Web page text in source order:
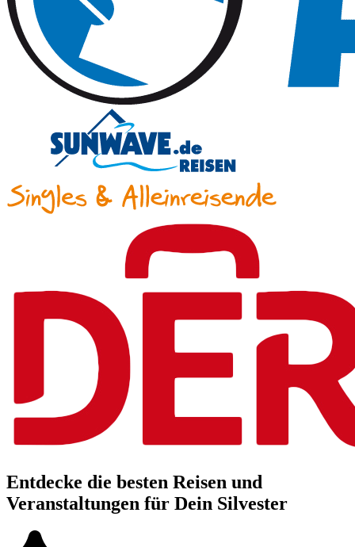
Entdecke die besten Reisen und
Veranstaltungen für Dein Silvester